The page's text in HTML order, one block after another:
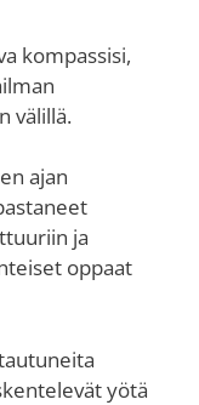
kompassisi,
välillä.
ajan
ja
oppaat
yötä